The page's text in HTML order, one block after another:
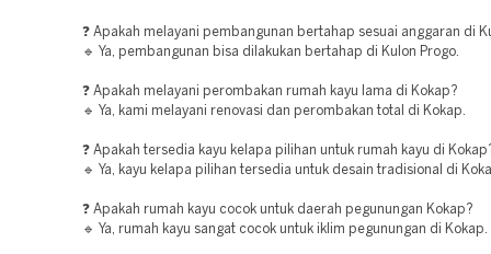
❓ Apakah melayani pembangunan bertahap sesuai anggaran di
🔹 Ya, pembangunan bisa dilakukan bertahap di Kulon Progo.
❓ Apakah melayani perombakan rumah kayu lama di Kokap?
🔹 Ya, kami melayani renovasi dan perombakan total di Kokap.
❓ Apakah tersedia kayu kelapa pilihan untuk rumah kayu di
🔹 Ya, kayu kelapa pilihan tersedia untuk desain tradisional di
❓ Apakah rumah kayu cocok untuk daerah pegunungan Kokap?
🔹 Ya, rumah kayu sangat cocok untuk iklim pegunungan di Kokap.